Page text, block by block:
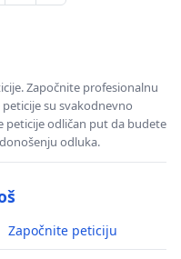
Započnite profesionalnu
su svakodnevno
peticije odličan put da budete
odluka.
Započnite peticiju